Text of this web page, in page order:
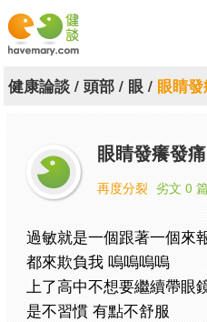
漫漫健康
關於健談
聯絡我們
下載專區
健康論談/ 頭部/ 眼/ 眼睛
眼睛發癢發痛
再度分裂 劣文 0 篇
過敏就是一個跟著一個來
都來欺負我 嗚嗚嗚嗚
上了高中不想要繼續帶眼
是不習慣 有點不舒服